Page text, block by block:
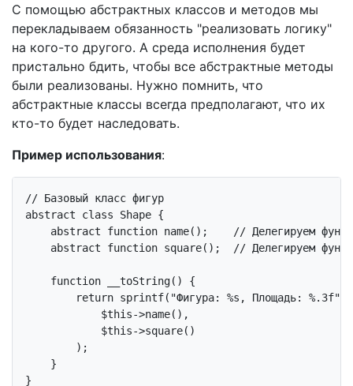
С помощью абстрактных классов и методов мы
перекладываем обязанность "реализовать логику"
на кого-то другого. А среда исполнения будет
пристально бдить, чтобы все абстрактные методы
были реализованы. Нужно помнить, что
абстрактные классы всегда предполагают, что их
кто-то будет наследовать.
Пример использования:
// Базовый класс фигур
abstract
class Shape {
abstract
function name() ;
// Делегируем
abstract
function square() ; // Делегируем
function __toString()
{
return sprintf( "Фигура: %s, Площадь: %.3f"
$this->name(),
$this->square()
        );
    }
}